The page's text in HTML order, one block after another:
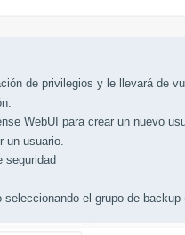
de privilegios y le llevará de
WebUI para crear un nuevo
usuario.
seguridad
el grupo de backup